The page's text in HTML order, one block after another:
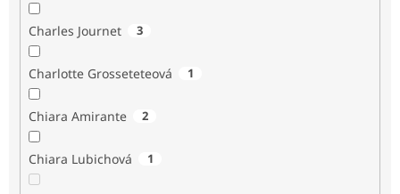
Charles Journet 3
Charlotte Grosseteteová 1
Chiara Amirante 2
Chiara Lubichová 1